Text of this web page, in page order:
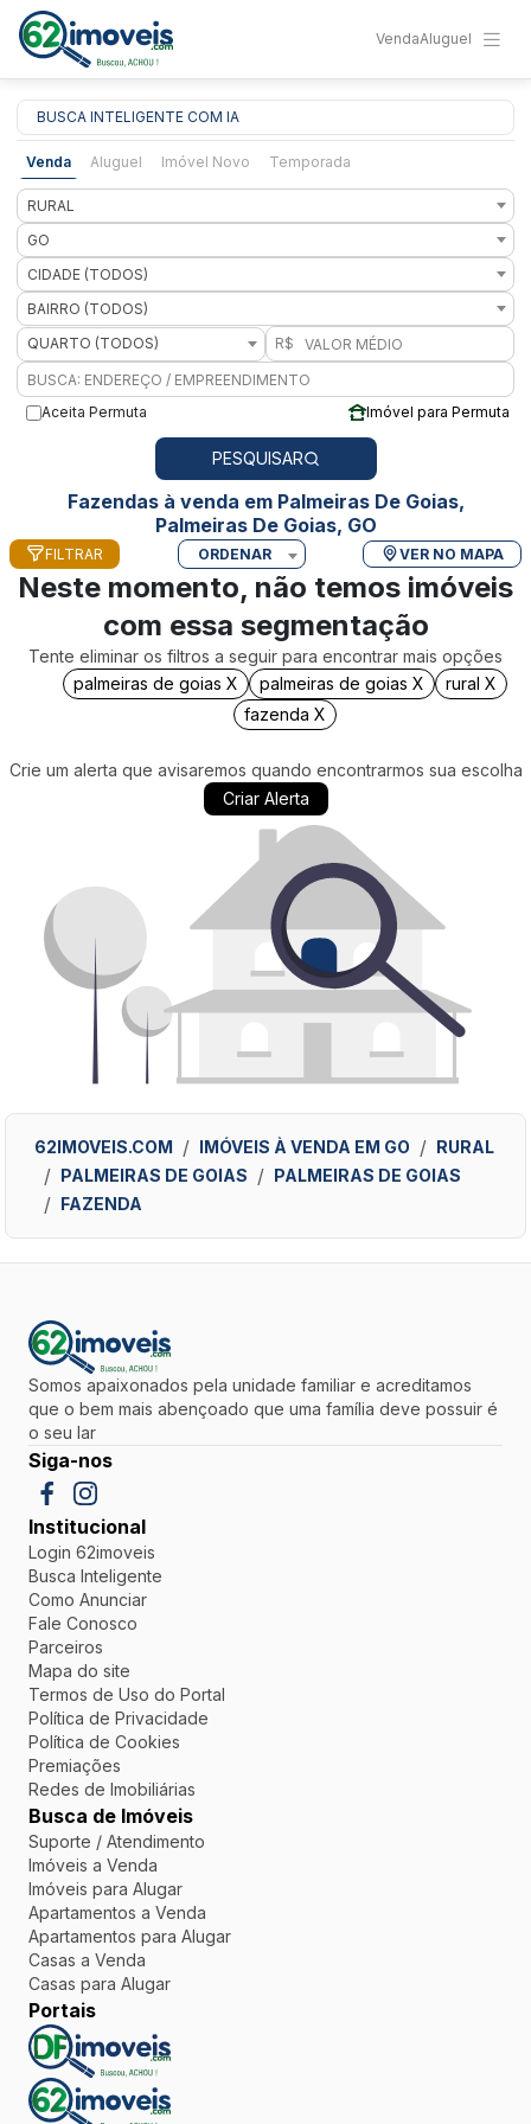
VendaAluguel
BUSCA INTELIGENTE COM IA
Venda Aluguel Imóvel Novo Temporada
RURAL
GO
CIDADE (TODOS)
BAIRRO (TODOS)
QUARTO (TODOS)
R$
Aceita Permuta Imóvel para Permuta
PESQUISAR
Fazendas à venda em Palmeiras De Goias,
Palmeiras De Goias, GO
FILTRAR ORDENAR VER NO MAPA
Neste momento, não temos imóveis
com essa segmentação
Tente eliminar os filtros a seguir para encontrar mais opções
palmeiras de goias X
palmeiras de goias X
rural X
fazenda X
Crie um alerta que avisaremos quando encontrarmos sua escolha
Criar Alerta
62IMOVEIS.COM IMÓVEIS À VENDA EM GO
RURAL
PALMEIRAS DE GOIAS
PALMEIRAS DE GOIAS
FAZENDA
Somos apaixonados pela unidade familiar e acreditamos
que o bem mais abençoado que uma família deve possuir é
o seu lar
Siga-nos
Institucional
Login 62imoveis
Busca Inteligente
Como Anunciar
Fale Conosco
Parceiros
Mapa do site
Termos de Uso do Portal
Política de Privacidade
Política de Cookies
Premiações
Redes de Imobiliárias
Busca de Imóveis
Suporte / Atendimento
Imóveis a Venda
Imóveis para Alugar
Apartamentos a Venda
Apartamentos para Alugar
Casas a Venda
Casas para Alugar
Portais